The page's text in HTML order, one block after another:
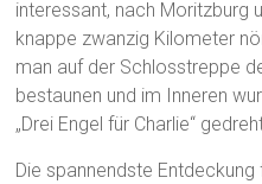
interessant, nach Moritzburg
knappe zwanzig Kilometer
man auf der Schlosstreppe
bestaunen und im Inneren
„Drei Engel für Charlie“
Die spannendste